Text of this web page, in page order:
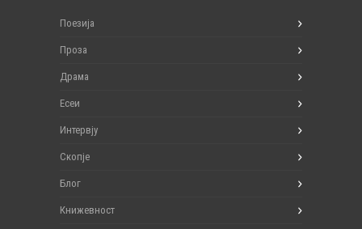
Поезија
Проза
Драма
Есеи
Интервју
Скопје
Блог
Книжевност